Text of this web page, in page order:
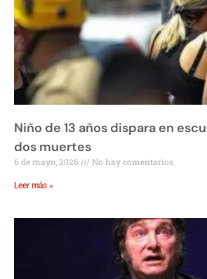
Niño de 13 años dispara en
dos muertes
6 de mayo, 2026 No hay comentarios
Leer más »